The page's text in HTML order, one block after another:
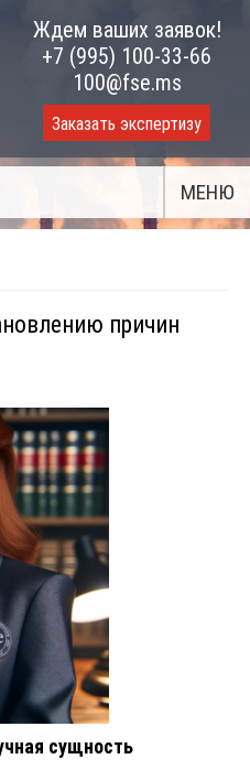
Ждем ваших заявок!
+7 (995) 100-33-66
100@fse.ms
Заказать экспертизу
МЕНЮ
причин
сущность